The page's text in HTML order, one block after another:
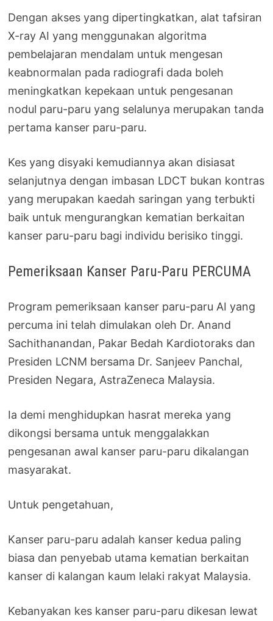
Dengan akses yang dipertingkatkan, alat tafsiran
X-ray AI yang menggunakan algoritma
pembelajaran mendalam untuk mengesan
keabnormalan pada radiografi dada boleh
meningkatkan kepekaan untuk pengesanan
nodul paru-paru yang selalunya merupakan tanda
pertama kanser paru-paru.
Kes yang disyaki kemudiannya akan disiasat
selanjutnya dengan imbasan LDCT bukan kontras
yang merupakan kaedah saringan yang terbukti
baik untuk mengurangkan kematian berkaitan
kanser paru-paru bagi individu berisiko tinggi.
Pemeriksaan Kanser Paru-Paru PERCUMA
Program pemeriksaan kanser paru-paru AI yang
percuma ini telah dimulakan oleh Dr. Anand
Sachithanandan, Pakar Bedah Kardiotoraks dan
Presiden LCNM bersama Dr. Sanjeev Panchal,
Presiden Negara, AstraZeneca Malaysia.
Ia demi menghidupkan hasrat mereka yang
dikongsi bersama untuk menggalakkan
pengesanan awal kanser paru-paru dikalangan
masyarakat.
Untuk pengetahuan,
Kanser paru-paru adalah kanser kedua paling
biasa dan penyebab utama kematian berkaitan
kanser di kalangan kaum lelaki rakyat Malaysia.
Kebanyakan kes kanser paru-paru dikesan lewat